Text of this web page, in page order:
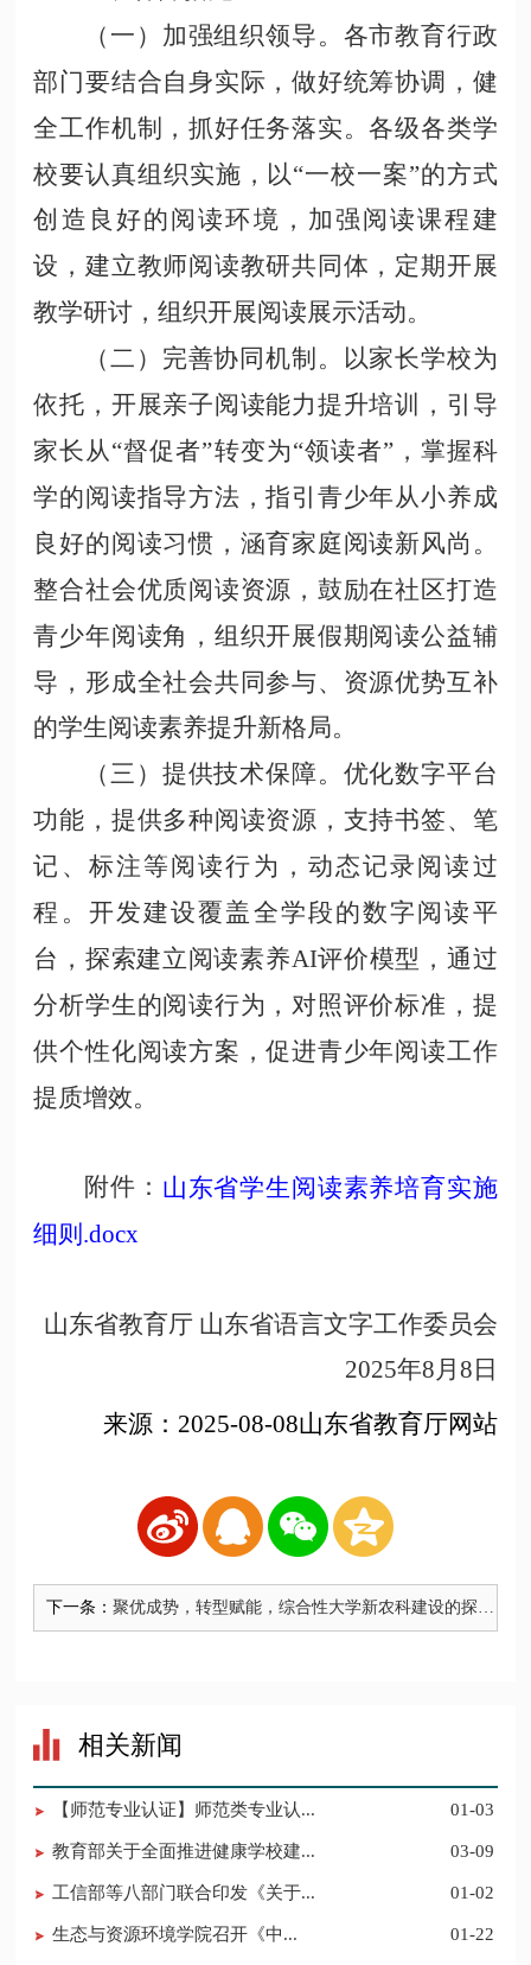
（一）加强组织领导。各市教育行政
部门要结合自身实际，做好统筹协调，健
全工作机制，抓好任务落实。各级各类学
校要认真组织实施，以“一校一案”的方式
创造良好的阅读环境，加强阅读课程建
设，建立教师阅读教研共同体，定期开展
教学研讨，组织开展阅读展示活动。
（二）完善协同机制。以家长学校为
依托，开展亲子阅读能力提升培训，引导
家长从“督促者”转变为“领读者”，掌握科
学的阅读指导方法，指引青少年从小养成
良好的阅读习惯，涵育家庭阅读新风尚。
整合社会优质阅读资源，鼓励在社区打造
青少年阅读角，组织开展假期阅读公益辅
导，形成全社会共同参与、资源优势互补
的学生阅读素养提升新格局。
（三）提供技术保障。优化数字平台
功能，提供多种阅读资源，支持书签、笔
记、标注等阅读行为，动态记录阅读过
程。开发建设覆盖全学段的数字阅读平
台，探索建立阅读素养AI评价模型，通过
分析学生的阅读行为，对照评价标准，提
供个性化阅读方案，促进青少年阅读工作
提质增效。
附件： 山东省学生阅读素养培育实施
细则 .docx
山东省教育厅 山东省语言文字工作委员会
2025年8月8日
来源： 2025-08-08山东省教育厅网站
下一条：聚优成势，转型赋能，综合性大学新农科建设的探索
与进阶
相关新闻
【师范专业认证】师范类专业认... 01-03
教育部关于全面推进健康学校建... 03-09
工信部等八部门联合印发《关于... 01-02
​生态与资源环境学院召开《中... 01-22